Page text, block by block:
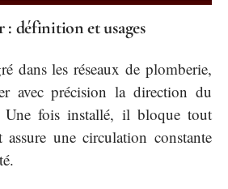
définition et usages
dans les réseaux de plomberie,
avec précision la direction du
fois installé, il bloque tout
une circulation constante